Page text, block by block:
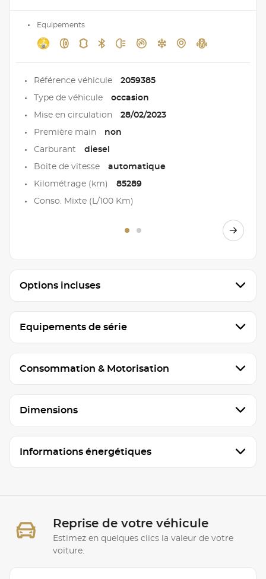
Equipements
Référence véhicule 2059385
Type de véhicule occasion
Mise en circulation 28/02/2023
Première main non
Carburant diesel
Boite de vitesse automatique
Kilométrage (km) 85289
Conso. Mixte (L/100 Km)
Options incluses
Equipements de série
Consommation & Motorisation
Dimensions
Informations énergétiques
Reprise de votre véhicule
Estimez en quelques clics la valeur de votre
voiture.